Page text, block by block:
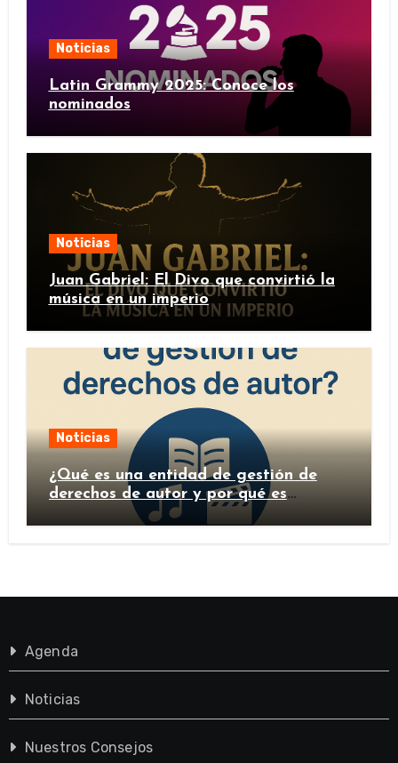
Noticias
Latin Grammy 2025: Conoce los
nominados
Noticias
Juan Gabriel: El Divo que convirtió la
música en un imperio
Noticias
¿Qué es una entidad de gestión de
derechos de autor y por qué es
importante?
Agenda
Noticias
Nuestros Consejos